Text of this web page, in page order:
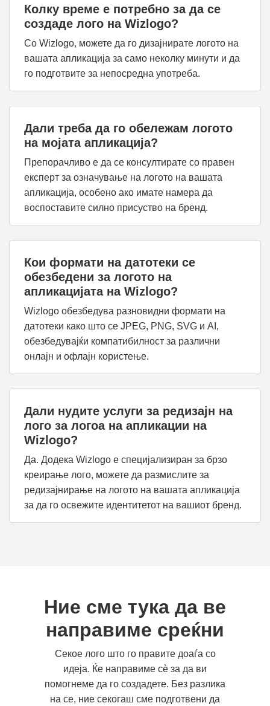
Колку време е потребно за да се
создаде лого на Wizlogo?
Со Wizlogo, можете да го дизајнирате логото на
вашата апликација за само неколку минути и да
го подготвите за непосредна употреба.
Дали треба да го обележам логото
на мојата апликација?
Препорачливо е да се консултирате со правен
експерт за означување на логото на вашата
апликација, особено ако имате намера да
воспоставите силно присуство на бренд.
Кои формати на датотеки се
обезбедени за логото на
апликацијата на Wizlogo?
Wizlogo обезбедува разновидни формати на
датотеки како што се JPEG, PNG, SVG и AI,
обезбедувајќи компатибилност за различни
онлајн и офлајн користење.
Дали нудите услуги за редизајн на
лого за логоа на апликации на
Wizlogo?
Да. Додека Wizlogo е специјализиран за брзо
креирање лого, можете да размислите за
редизајнирање на логото на вашата апликација
за да го освежите идентитетот на вашиот бренд.
Ние сме тука да ве
направиме среќни
Секое лого што го правите доаѓа со
идеја. Ќе направиме сè за да ви
помогнеме да го создадете. Без разлика
на се, ние секогаш сме подготвени да